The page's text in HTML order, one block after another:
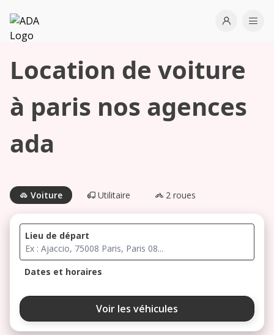
ADA
Open
Location de voiture
à paris nos agences
ada
Voiture Utilitaire 2 roues
Lieu de départ
Dates et horaires
août 2026
ma me
Voir les véhicules
Les
agences à
proximité
Commencez
pour voir les
agences à